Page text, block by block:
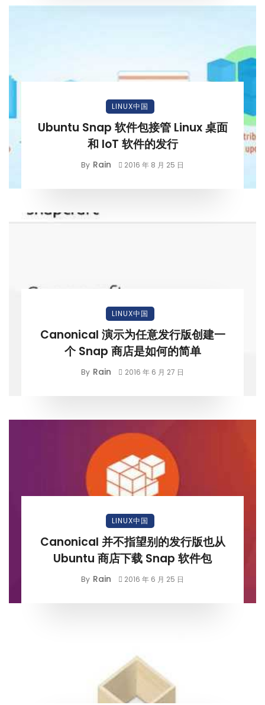
LINUX中国
Ubuntu Snap 软件包接管 Linux 桌面
和 IoT 软件的发行
By Rain 2016 年 8 月 25 日
LINUX中国
Canonical 演示为任意发行版创建一
个 Snap 商店是如何的简单
By Rain 2016 年 6 月 27 日
LINUX中国
Canonical 并不指望别的发行版也从
Ubuntu 商店下载 Snap 软件包
By Rain 2016 年 6 月 25 日